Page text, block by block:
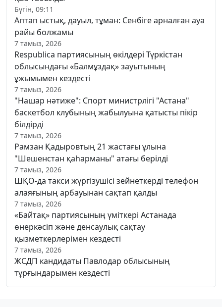
Бүгін, 09:11
Аптап ыстық, дауыл, тұман: Сенбіге арналған ауа
райы болжамы
7 тамыз, 2026
Respublica партиясының өкілдері Түркістан
облысындағы «Балмұздақ» зауытының
ұжымымен кездесті
7 тамыз, 2026
"Нашар нәтиже": Спорт министрлігі "Астана"
баскетбол клубының жабылуына қатысты пікір
білдірді
7 тамыз, 2026
Рамзан Қадыровтың 21 жастағы ұлына
"Шешенстан қаһарманы" атағы берілді
7 тамыз, 2026
ШҚО-да такси жүргізушісі зейнеткерді телефон
алаяғының арбауынан сақтап қалды
7 тамыз, 2026
«Байтақ» партиясының үміткері Астанада
өнеркәсіп және денсаулық сақтау
қызметкерлерімен кездесті
7 тамыз, 2026
ЖСДП кандидаты Павлодар облысының
тұрғындарымен кездесті